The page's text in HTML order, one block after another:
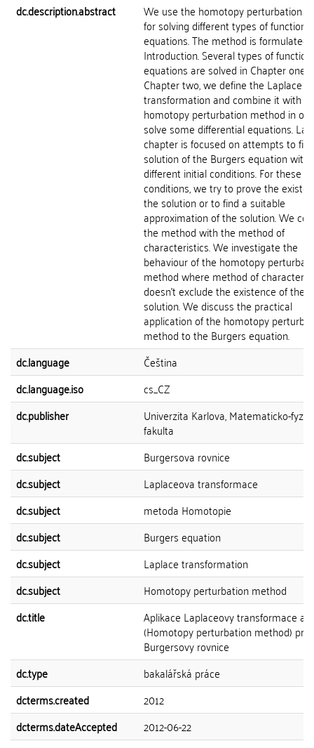
dc.description.abstract
We use the homotopy perturbation
for solving different types of functional
equations. The method is formulated
Introduction. Several types of
equations are solved in Chapter one.
Chapter two, we define the Laplace
transformation and combine it with
homotopy perturbation method in
solve some differential equations.
chapter is focused on attempts to
solution of the Burgers equation with
different initial conditions. For these
conditions, we try to prove the
the solution or to find a suitable
approximation of the solution. We
the method with the method of
characteristics. We investigate the
behaviour of the homotopy
method where method of
doesn't exclude the existence of the
solution. We discuss the practical
application of the homotopy
method to the Burgers equation.
dc.language
Čeština
dc.language.iso
cs_CZ
dc.publisher
Univerzita Karlova, Matematicko-
fakulta
dc.subject
Burgersova rovnice
dc.subject
Laplaceova transformace
dc.subject
metoda Homotopie
dc.subject
Burgers equation
dc.subject
Laplace transformation
dc.subject
Homotopy perturbation method
dc.title
Aplikace Laplaceovy transformace a
(Homotopy perturbation method) pro
Burgersovy rovnice
dc.type
bakalářská práce
dcterms.created
2012
dcterms.dateAccepted
2012-06-22